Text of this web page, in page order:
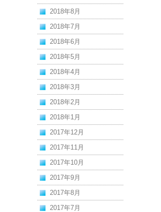
2018年8月
2018年7月
2018年6月
2018年5月
2018年4月
2018年3月
2018年2月
2018年1月
2017年12月
2017年11月
2017年10月
2017年9月
2017年8月
2017年7月